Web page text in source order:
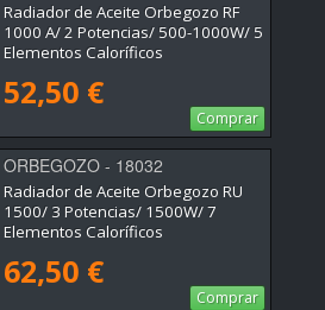
Radiador de Aceite Orbegozo RF
1000 A/ 2 Potencias/ 500-1000W/ 5
Elementos Caloríficos
52,50 €
Comprar
ORBEGOZO - 18032
Radiador de Aceite Orbegozo RU
1500/ 3 Potencias/ 1500W/ 7
Elementos Caloríficos
62,50 €
Comprar